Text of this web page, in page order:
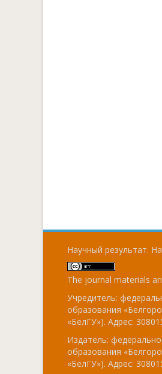
Научный результат.
The journal materials
Учредитель:
образования
«БелГУ»). Адрес:
Издатель:
образования
«БелГУ»). Адрес: